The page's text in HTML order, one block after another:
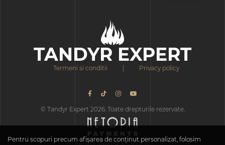
TANDYR EXPERT
Termeni si conditii Privacy policy
© Tandyr Expert 2026. Toate drepturile rezervate.
Pentru scopuri precum afișarea de conținut personalizat, folosim